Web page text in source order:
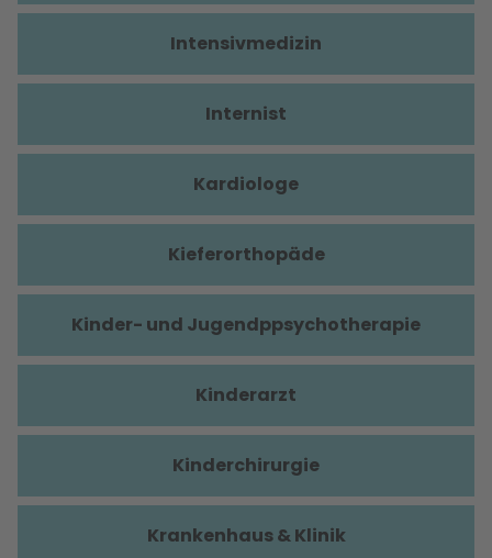
Intensivmedizin
Internist
Kardiologe
Kieferorthopäde
Kinder- und Jugendppsychotherapie
Kinderarzt
Kinderchirurgie
Krankenhaus & Klinik